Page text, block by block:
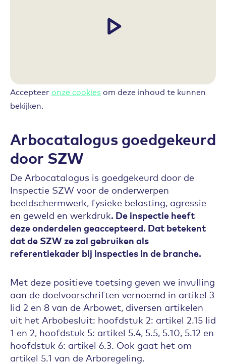
Accepteer onze cookiesom deze inhoud te kunnen
bekijken.
Arbocatalogus goedgekeurd
door SZW
De Arbocatalogus is goedgekeurd door de
Inspectie SZW voor de onderwerpen
beeldschermwerk, fysieke belasting, agressie
en geweld en werkdruk. De inspectie heeft
deze onderdelen geaccepteerd. Dat betekent
dat de SZW ze zal gebruiken als
referentiekader bij inspecties in de branche.
Met deze positieve toetsing geven we invulling
aan de doelvoorschriften vernoemd in artikel 3
lid 2 en 8 van de Arbowet, diversen artikelen
uit het Arbobesluit: hoofdstuk 2: artikel 2.15 lid
1 en 2, hoofdstuk 5: artikel 5.4, 5.5, 5.10, 5.12 en
hoofdstuk 6: artikel 6.3. Ook gaat het om
artikel 5.1 van de Arboregeling.